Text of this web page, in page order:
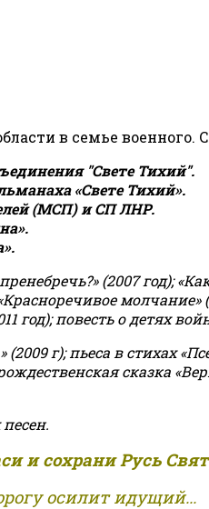
в семье
"Свете Тихий".
«Свете Тихий».
(МСП) и СП ЛНР.
.
(2007 год);
год); повесть о детях
г); пьеса в стихах
сказка
и сохрани Русь
осилит идущий...